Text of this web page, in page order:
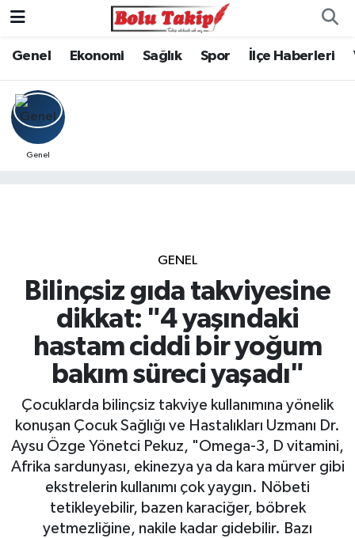
Genel Ekonomi Sağlık Spor İlçe Haberleri
Genel
GENEL
Bilinçsiz gıda takviyesine
dikkat: "4 yaşındaki
hastam ciddi bir yoğum
bakım süreci yaşadı"
Çocuklarda bilinçsiz takviye kullanımına yönelik
konuşan Çocuk Sağlığı ve Hastalıkları Uzmanı Dr.
Aysu Özge Yönetci Pekuz, "Omega-3, D vitamini,
Afrika sardunyası, ekinezya ya da kara mürver gibi
ekstrelerin kullanımı çok yaygın. Nöbeti
tetikleyebilir, bazen karaciğer, böbrek
yetmezliğine, nakile kadar gidebilir. Bazı